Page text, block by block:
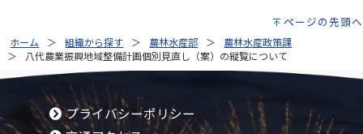
ページの先頭へ
ホーム 組織から探す 農林水産部
農林水産政策課
八代農業振興地域整備計画個別見直し（案）の縦覧について
プライバシーポリシー